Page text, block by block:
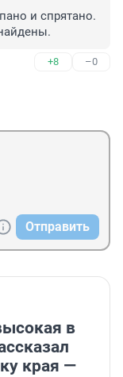
и спрятано.
+8 –0
Отправить
в
края —